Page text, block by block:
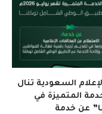
السعودية تنال
المتميزة في
عن خدمة